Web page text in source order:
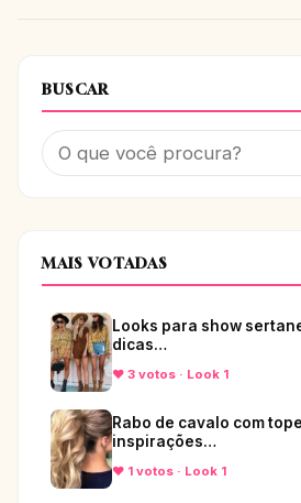
BUSCAR
MAIS VOTADAS
Looks para show
dicas…
♥ 3 votos · Look 1
Rabo de cavalo com
inspirações…
♥ 1 votos · Look 1